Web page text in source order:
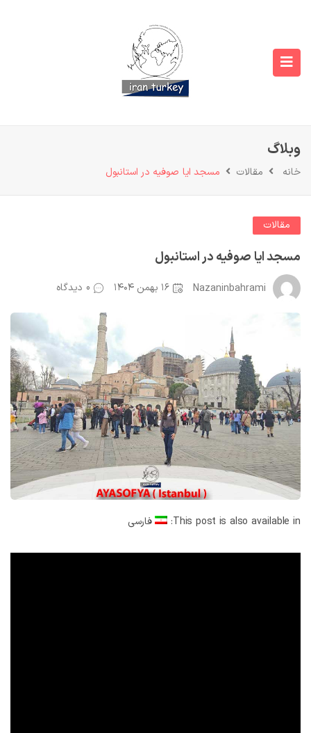
وبلاگ
خانه مقالات مسجد ایا صوفیه در استانبول
مقالات
مسجد ایا صوفیه در استانبول
Nazaninbahrami ۱۶ بهمن ۱۴۰۴ 0 دیدگاه
This post is also available in: فارسی